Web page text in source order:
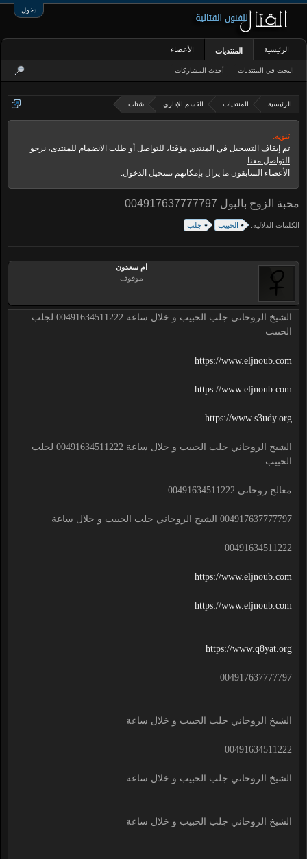
دخول
الرئيسية المنتديات القسم الإداري شتات
تنويه:
تم إيقاف التسجيل في المنتدى مؤقتا، للتواصل أو طلب الانضمام للمنتدى، نرجو
التواصل معنا.
الأعضاء السابقون ما يزال بإمكانهم تسجيل الدخول.
محبة الزوج بالبول 004917637777797
الكلمات الدلالية: الحبيب جلب
ام سعدون
موقوف
الشيخ الروحاني جلب الحبيب و خلال ساعة 00491634511222 لجلب
الحبيب
https://www.eljnoub.com
https://www.eljnoub.com
https://www.s3udy.org
الشيخ الروحاني جلب الحبيب و خلال ساعة 00491634511222 لجلب
الحبيب
معالج روحانى 00491634511222
004917637777797 الشيخ الروحاني جلب الحبيب و خلال ساعة
00491634511222
https://www.eljnoub.com
https://www.eljnoub.com
https://www.q8yat.org
004917637777797
الشيخ الروحاني جلب الحبيب و خلال ساعة
00491634511222
الشيخ الروحاني جلب الحبيب و خلال ساعة
الشيخ الروحاني جلب الحبيب و خلال ساعة
الرئيسية المنتديات
البحث في المنتديات أحدث المشاركات
الأعضاء